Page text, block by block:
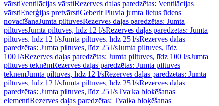
vārstiVentilācijas vārstiRezerves daļas paredzētas: Ventilācijas
vārstiEnerģijas pretvārstiGeberit Pluvia jumta lietus ūdens
novadīšanaJumta piltuvesRezerves daļas paredzētas: Jumta
piltuvesJumta piltuves, līdz 12 l/sRezerves daļas paredzētas: Jumta
piltuves, līdz 12 l/sJumta piltuves, līdz 25 l/sRezerves daļas
paredzētas: Jumta piltuves, līdz 25 l/sJumta piltuves, līdz
100 l/sRezerves daļas paredzētas: Jumta piltuves, līdz 100 l/sJumta
piltuves teknēmRezerves daļas paredzētas: Jumta piltuves
teknēmJumta piltuves, līdz 12 l/sRezerves daļas paredzētas: Jumta
piltuves, līdz 12 l/sJumta piltuves, līdz 25 l/sRezerves daļas
paredzētas: Jumta piltuves, līdz 25 l/sTvaika bloķēšanas
elementiRezerves daļas paredzētas: Tvaika bloķēšanas